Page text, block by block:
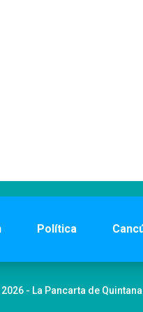
Política
- La Pancarta de